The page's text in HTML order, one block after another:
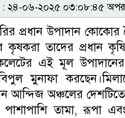
০৬-২০২৫ ০৩:০৮:৪৫
প্রধান উপাদান কোকোর
কৃষকরা তাদের প্রধান
এই মূল উপাদানের
মুনাফা
অঞ্চলের দেশটিতে
তামা, রূপা